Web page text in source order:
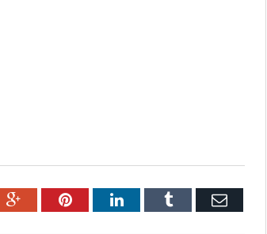
Google+PinterestLinkedInTumblr Email